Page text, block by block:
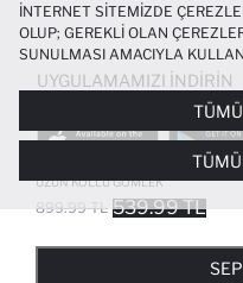
REGULAR FIT V YAKA ÇIZGILI
UZUN KOLLU GÖMLEK
899.99 TL 539.99 TL
UYGULAMAMIZI İNDIRIN
POPÜLER
İNTERNET SITEMIZDE
OLUP; GEREKLI OLAN
SUNULMASI AMACIYLA
ÜÇÜNCÜ TARAF ÇEREZLER ISE
DENEYIMI SUNULABILMESI,
KIŞISELLEŞTIRMESI VE AÇIK
YÖNELIK PAZARLAMA
SINIRLI OLARAK
ÇEREZ TERCIHLERIPANELI
ÇEREZLERLE ILGILI DAHA